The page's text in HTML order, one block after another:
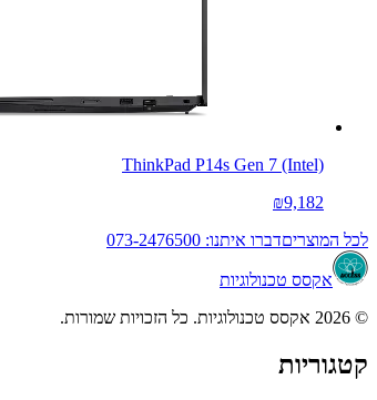
ThinkPad P14s Gen 7 (Intel)
₪9,182
לכל המוצריםדברו איתנו: 073-2476500
אקסס טכנולוגיות
© 2026 אקסס טכנולוגיות. כל הזכויות שמורות.
קטגוריות